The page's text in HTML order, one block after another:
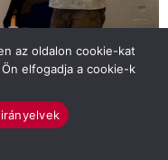
ugyanakkora
az oldalon cookie-kat
elfogadja a cookie-k